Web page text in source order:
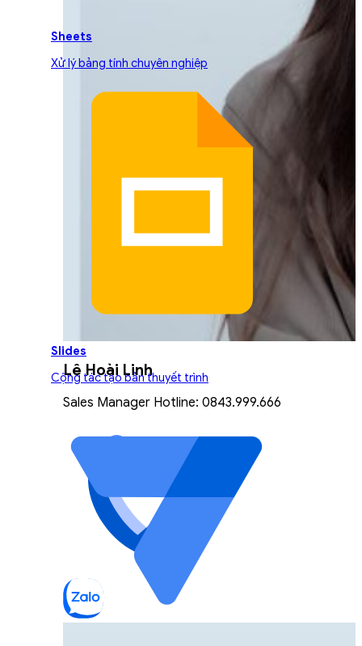
Lê Hoài Linh
Sales Manager Hotline: 0843.999.666
Sheets
Xử lý bảng tính chuyên nghiệp
Slides
Cộng tác tạo bản thuyết trình